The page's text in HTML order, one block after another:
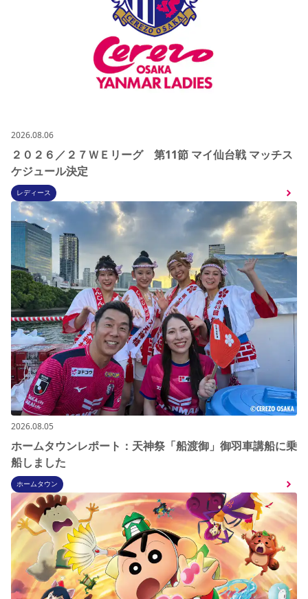
2026.08.06
２０２６／２７ＷＥリーグ 第11節 マイ仙台戦 マッチス
ケジュール決定
レディース
2026.08.05
ホームタウンレポート：天神祭「船渡御」御羽車講船に乗
船しました
ホームタウン